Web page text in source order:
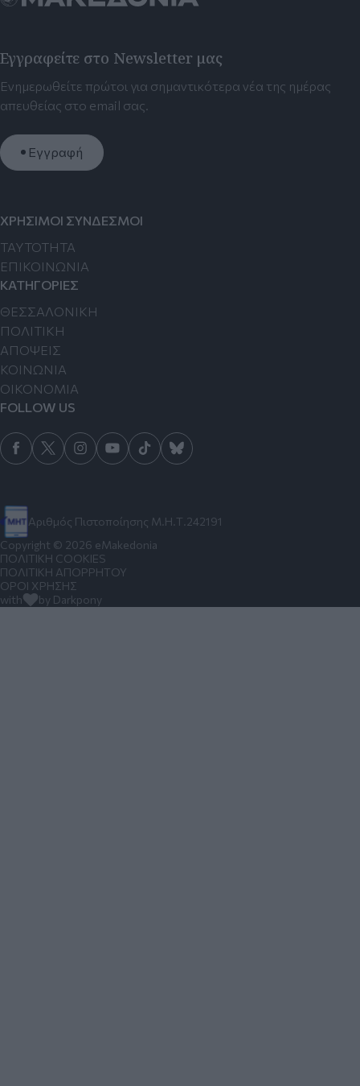
Εγγραφείτε στο Newsletter μας
Ενημερωθείτε πρώτοι για σημαντικότερα νέα της ημέρας
απευθείας στο email σας.
Εγγραφή
Αριθμός Πιστοποίησης Μ.Η.Τ.242191
ΧΡΗΣΙΜΟΙ ΣΥΝΔΕΣΜΟΙ
TAYTOTHTA
ΕΠΙΚΟΙΝΩΝΙΑ
ΚΑΤΗΓΟΡΙΕΣ
ΘΕΣΣΑΛΟΝΙΚΗ
ΠΟΛΙΤΙΚΗ
ΑΠΟΨΕΙΣ
ΚΟΙΝΩΝΙΑ
ΟΙΚΟΝΟΜΙΑ
FOLLOW US
Copyright © 2026 eMakedonia
ΠΟΛΙΤΙΚΗ COOKIES
ΠΟΛΙΤΙΚΗ ΑΠΟΡΡΗΤΟΥ
ΟΡΟΙ ΧΡΗΣΗΣ
with
by Darkpony